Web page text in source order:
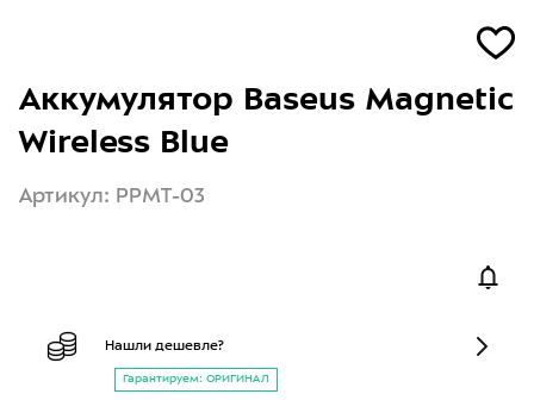
Аккумулятор Baseus Magnetic
Wireless Blue
Артикул: PPMT-03
Нашли дешевле?
Гарантируем: ОРИГИНАЛ